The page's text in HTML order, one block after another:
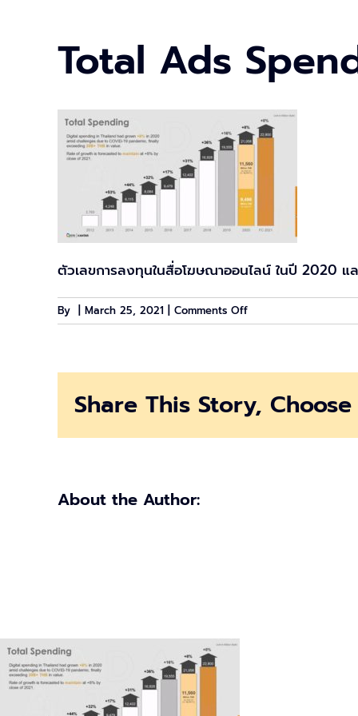
Total Ads
ตัวเลขการลงทุนในสื่อโฆษณาออนไลน์ ในปี 2020 แ
By March 25, 2021 Comments Offon
Total
จาก
DAAT
Share This Story,
About the Author: